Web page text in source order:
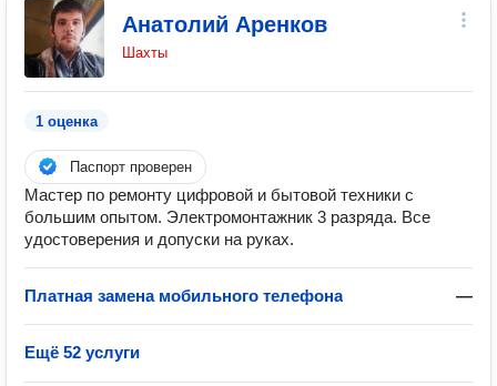
Анатолий Аренков
Шахты
1 оценка
Паспорт проверен
Мастер по ремонту цифровой и бытовой техники с
большим опытом. Электромонтажник 3 разряда. Все
удостоверения и допуски на руках.
Платная замена мобильного телефона —
Ещё 52 услуги